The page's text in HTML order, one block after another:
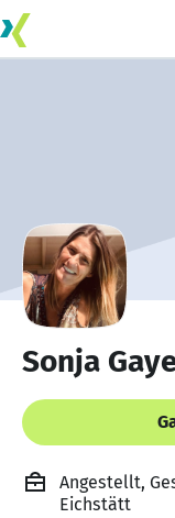
Sonja
Angestellt,
Eichstätt